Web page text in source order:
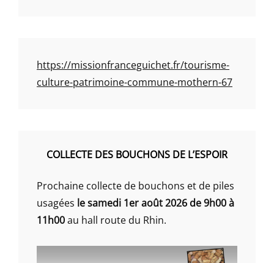
https://missionfranceguichet.fr/tourisme-
culture-patrimoine-commune-mothern-67
COLLECTE DES BOUCHONS DE L’ESPOIR
Prochaine collecte de bouchons et de piles
usagées le samedi 1er août 2026 de 9h00 à
11h00au hall route du Rhin.